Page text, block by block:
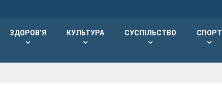
ЗДОРОВ’Я КУЛЬТУРА СУСПІЛЬСТВО СПОРТ